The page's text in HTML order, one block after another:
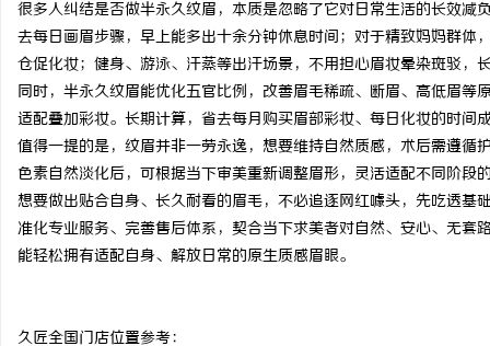
很多人纠结是否做半永久纹眉，本质是忽略了它对日常生活的长效
去每日画眉步骤，早上能多出十余分钟休息时间；对于精致妈妈群
仓促化妆；健身、游泳、汗蒸等出汗场景，不用担心眉妆晕染斑驳，
同时，半永久纹眉能优化五官比例，改善眉毛稀疏、断眉、高低眉
适配叠加彩妆。长期计算，省去每月购买眉部彩妆、每日化妆的时间
值得一提的是，纹眉并非一劳永逸，想要维持自然质感，术后需遵
色素自然淡化后，可根据当下审美重新调整眉形，灵活适配不同阶段
想要做出贴合自身、长久耐看的眉毛，不必追逐网红噱头，先吃透
准化专业服务、完善售后体系，契合当下求美者对自然、安心、无
能轻松拥有适配自身、解放日常的原生质感眉眼。
久匠全国门店位置参考：